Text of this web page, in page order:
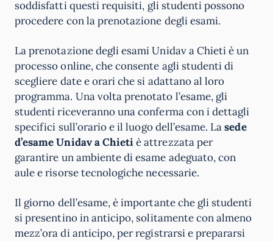
soddisfatti questi requisiti, gli studenti possono
procedere con la prenotazione degli esami.
La prenotazione degli esami Unidav a Chieti è un
processo online, che consente agli studenti di
scegliere date e orari che si adattano al loro
programma. Una volta prenotato l’esame, gli
studenti riceveranno una conferma con i dettagli
specifici sull’orario e il luogo dell’esame. Lasede
d’esame Unidav a Chietiè attrezzata per
garantire un ambiente di esame adeguato, con
aule e risorse tecnologiche necessarie.
Il giorno dell’esame, è importante che gli studenti
si presentino in anticipo, solitamente con almeno
mezz’ora di anticipo, per registrarsi e prepararsi